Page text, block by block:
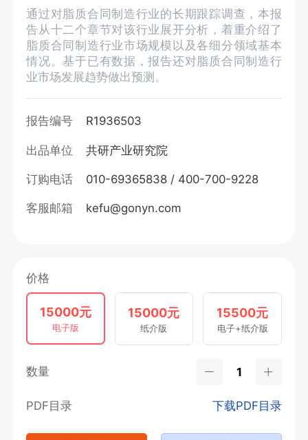
通过对脂质合同制造行业的长期跟踪调查，本报
告从十二个章节对该行业展开分析，着重介绍了
脂质合同制造行业市场规模以及各细分领域基本
情况。基于已有数据，报告还对脂质合同制造行
业市场发展趋势做出预测。
报告编号 R1936503
出品单位 共研产业研究院
订购电话 010-69365838 / 400-700-9228
客服邮箱 kefu@gonyn.com
价格
15000元
电子版
15000元
纸介版
15500元
电子+纸介版
数量
PDF目录 下载PDF目录